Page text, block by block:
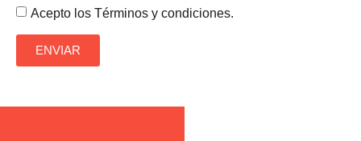
Acepto los Términos y condiciones.
ENVIAR